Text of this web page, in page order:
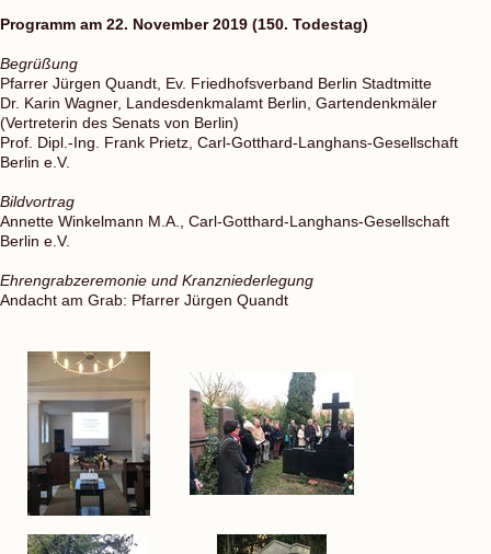
Programm am 22. November 2019 (150. Todestag)
Begrüßung
Pfarrer Jürgen Quandt, Ev. Friedhofsverband Berlin Stadtmitte
Dr. Karin Wagner, Landesdenkmalamt Berlin, Gartendenkmäler
(Vertreterin des Senats von Berlin)
Prof. Dipl.-Ing. Frank Prietz, Carl-Gotthard-Langhans-Gesellschaft
Berlin e.V.
Bildvortrag
Annette Winkelmann M.A., Carl-Gotthard-Langhans-Gesellschaft
Berlin e.V.
Ehrengrabzeremonie und Kranzniederlegung
Andacht am Grab: Pfarrer Jürgen Quandt